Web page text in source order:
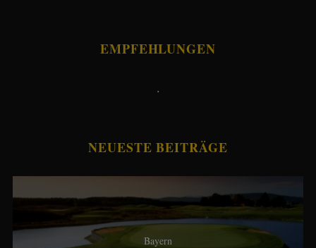
EMPFEHLUNGEN
.
NEUESTE BEITRÄGE
Bayern